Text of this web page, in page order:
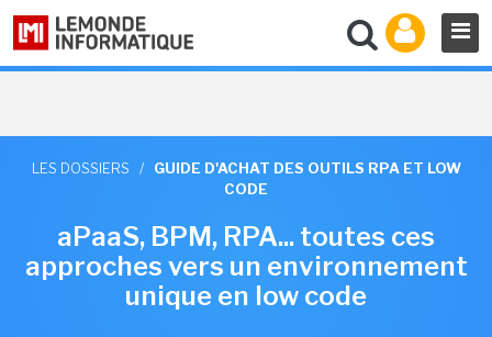
LES DOSSIERS /
GUIDE D'ACHAT DES OUTILS RPA ET LOW
CODE
aPaaS, BPM, RPA... toutes ces
approches vers un environnement
unique en low code